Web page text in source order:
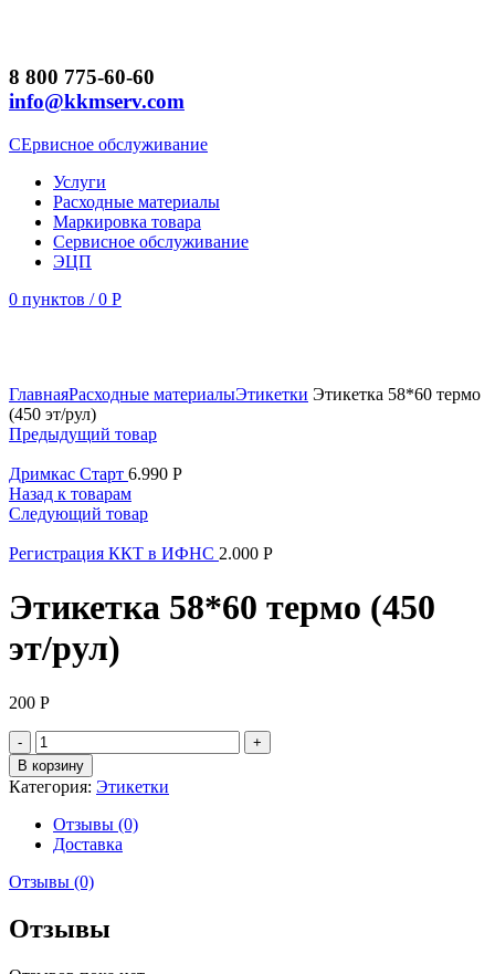
8 800 775-60-60
info@kkmserv.com
СЕрвисное обслуживание
Услуги
Расходные материалы
Маркировка товара
Сервисное обслуживание
ЭЦП
0 пунктов / 0 Р
ГлавнаяРасходные материалыЭтикетки Этикетка 58*60 термо
(450 эт/рул)
Предыдущий товар
Дримкас Старт 6.990 Р
Назад к товарам
Следующий товар
Регистрация ККТ в ИФНС 2.000 Р
Этикетка 58*60 термо (450
эт/рул)
200 Р
Количество
товара
Этикетка
58*60
термо
(450
эт/
рул)
В корзину
Категория: Этикетки
Отзывы (0)
Доставка
Отзывы (0)
Отзывы